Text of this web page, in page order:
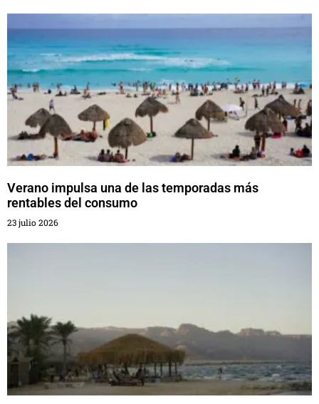
Verano impulsa una de las temporadas más
rentables del consumo
23 julio 2026